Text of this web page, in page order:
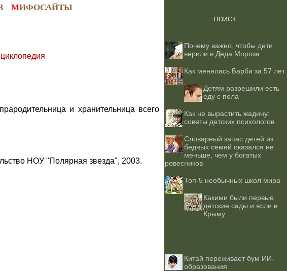
МИФОСАЙТЫ
и хранительница всего
НОУ "Полярная звезда", 2003.
ПОИСК:
Почему важно, чтобы дети
верили в Деда Мороза
Как менялась Барби за 57 лет
Детям разрешили есть
еду с пола
Как не вырастить жадину:
советы детских психологов
Словарный запас детей из
бедных семей оказался не
меньше, чем у богатых
ровесников
Топ-5 необычных школ мира
Какими были первые
детские сады и ясли в
Крыму
Китай переживает бум ИИ-
образования